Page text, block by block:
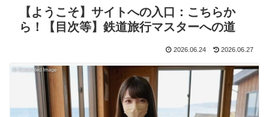
【ようこそ】サイトへの入口：こちらか
ら！【目次等】鉄道旅行マスターへの道
2026.06.24 2026.06.27